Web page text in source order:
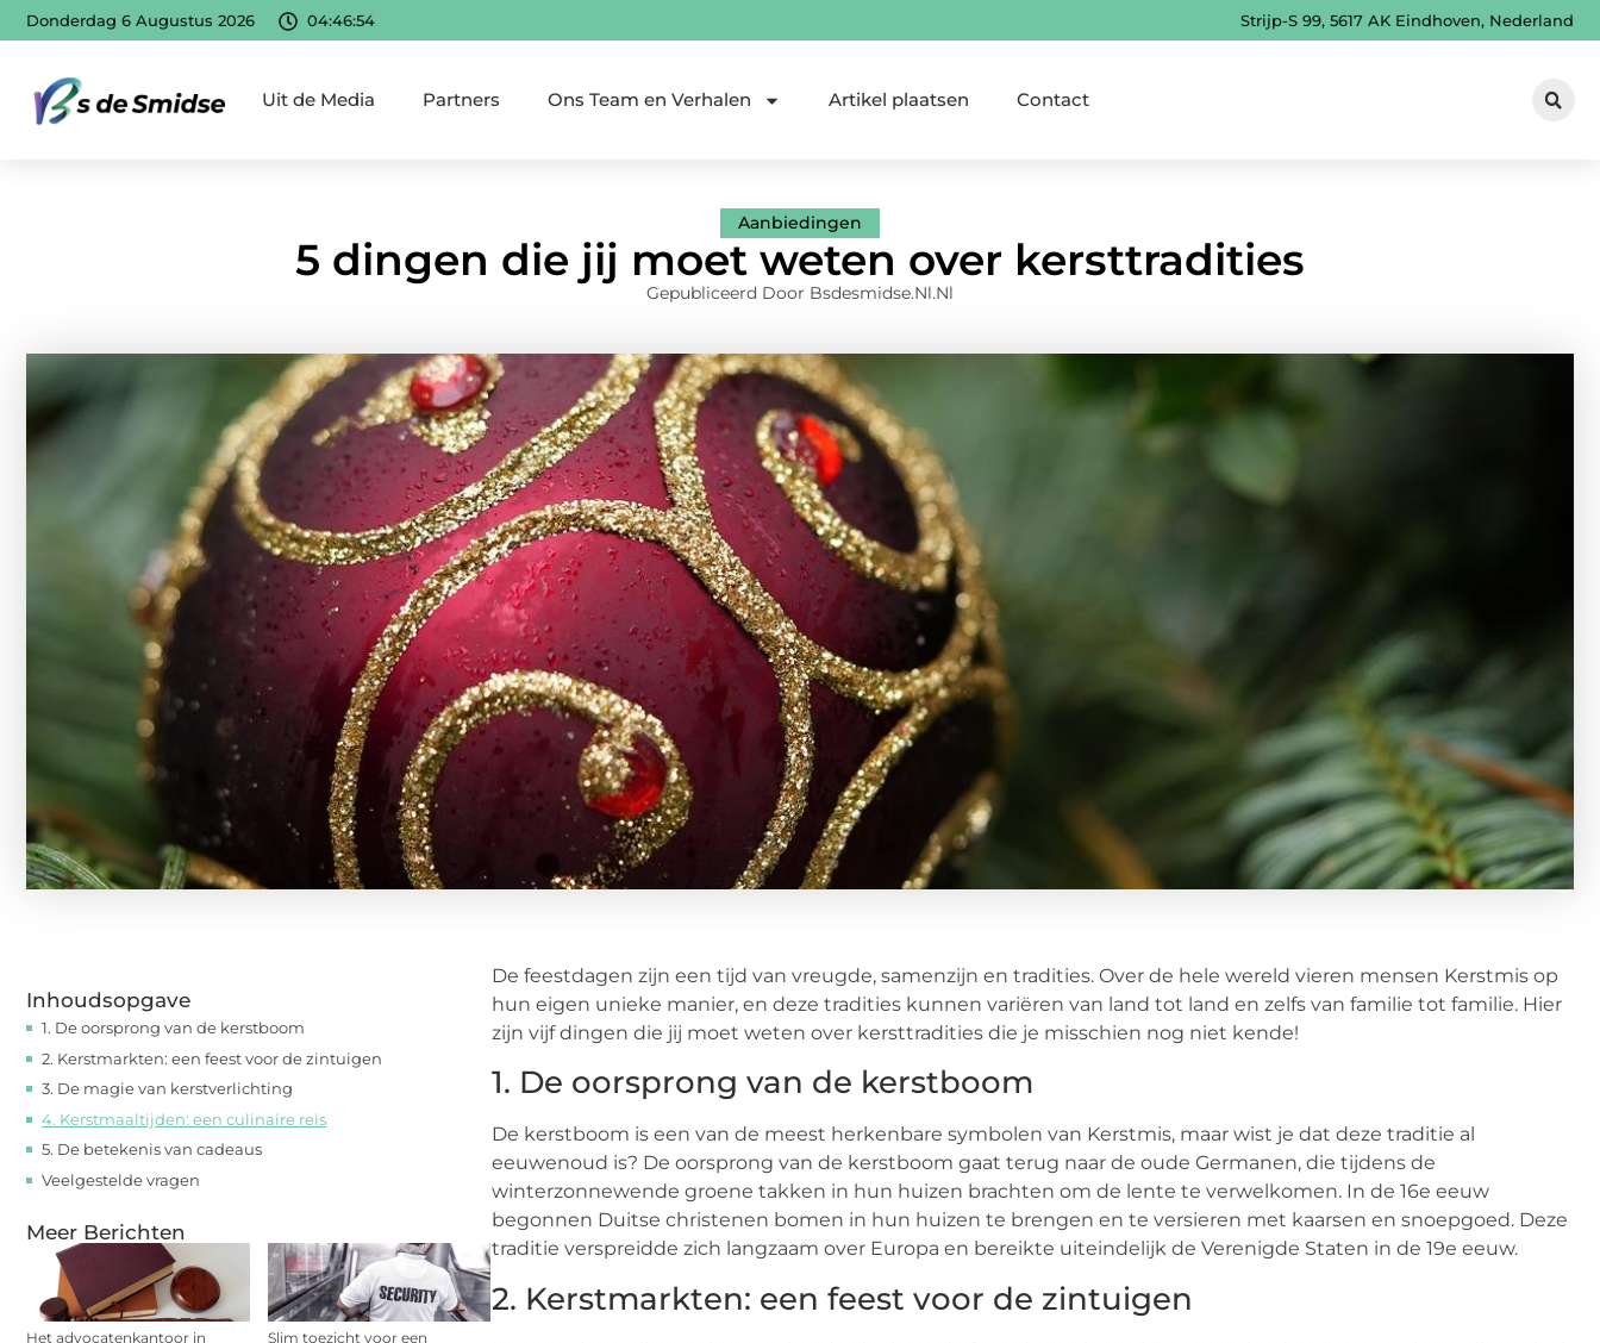
Donderdag 6 Augustus 2026 04:46:56 Strijp-S 99, 5617 AK Eindhoven, Nederland
Uit de Media Partners Ons Team en Verhalen Artikel plaatsen Contact
Aanbiedingen
5 dingen die jij moet weten over kersttradities
Gepubliceerd Door Bsdesmidse.nl.nl
Inhoudsopgave
1. De oorsprong van de kerstboom
2. Kerstmarkten: een feest voor de zintuigen
3. De magie van kerstverlichting
4. Kerstmaaltijden: een culinaire reis
5. De betekenis van cadeaus
Veelgestelde vragen
Meer Berichten
Het advocatenkantoor in
Slim toezicht voor een
De feestdagen zijn een tijd van vreugde, samenzijn en tradities. Over de hele wereld vieren mensen Kerstmis op
hun eigen unieke manier, en deze tradities kunnen variëren van land tot land en zelfs van familie tot familie. Hier
zijn vijf dingen die jij moet weten over kersttradities die je misschien nog niet kende!
1. De oorsprong van de kerstboom
De kerstboom is een van de meest herkenbare symbolen van Kerstmis, maar wist je dat deze traditie al
eeuwenoud is? De oorsprong van de kerstboom gaat terug naar de oude Germanen, die tijdens de
winterzonnewende groene takken in hun huizen brachten om de lente te verwelkomen. In de 16e eeuw
begonnen Duitse christenen bomen in hun huizen te brengen en te versieren met kaarsen en snoepgoed. Deze
traditie verspreidde zich langzaam over Europa en bereikte uiteindelijk de Verenigde Staten in de 19e eeuw.
2. Kerstmarkten: een feest voor de zintuigen